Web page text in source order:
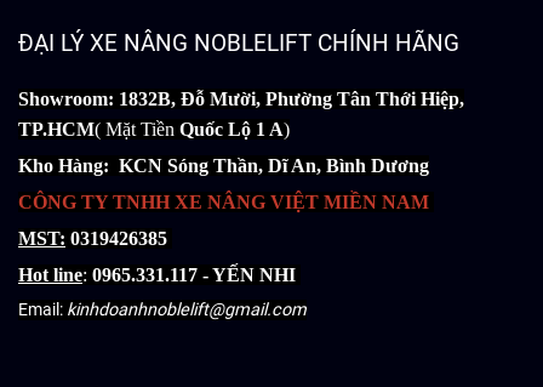
ĐẠI LÝ XE NÂNG NOBLELIFT CHÍNH HÃNG
Showroom: 1832B, Đỗ Mười, Phường Tân Thới Hiệp,
TP.HCM( Mặt Tiền Quốc Lộ 1 A)
Kho Hàng: KCN Sóng Thần, Dĩ An, Bình Dương
CÔNG TY TNHH XE NÂNG VIỆT MIỀN NAM
MST: 0319426385
Hot line: 0965.331.117 - YẾN NHI
Email: kinhdoanhnoblelift@gmail.com